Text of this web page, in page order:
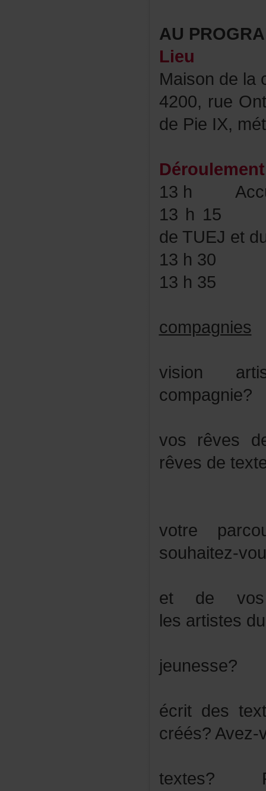
Lieu
Déroulement
13h
13h15
13h30
13h35
compagnies
compagnie?
souhaitez-
jeunesse?
créés?Avez-